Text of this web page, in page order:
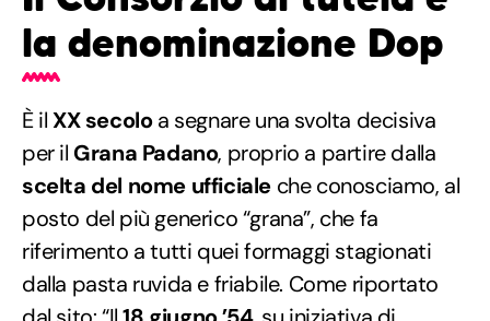
la denominazione Dop
È ilXX secoloa segnare una svolta decisiva
per il Grana Padano, proprio a partire dalla
scelta del nome ufficiale che conosciamo, al
posto del più generico “grana”, che fa
riferimento a tutti quei formaggi stagionati
dalla pasta ruvida e friabile. Come riportato